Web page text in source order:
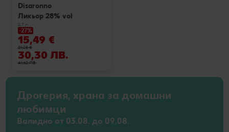
Disaronno
Ликьор 28% vol
0,7 л
-27%
15,49 €
21,28 €
30,30 ЛВ.
41,62 ЛВ.
Дрогерия, храна за домашни
любимци
Валидно от 03.08. до 09.08.